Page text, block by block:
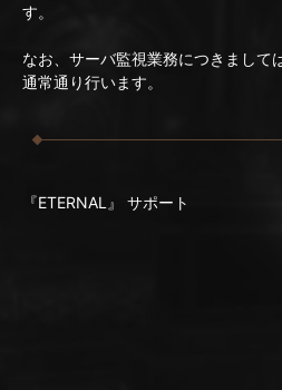
す。
なお、サーバ監視業務につきまして
通常通り行います。
『ETERNAL』 サポート